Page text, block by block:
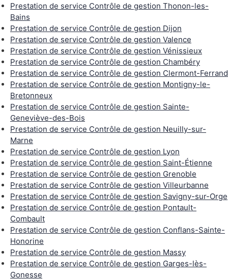
Prestation de service Contrôle de gestion Thonon-les-
Bains
Prestation de service Contrôle de gestion Dijon
Prestation de service Contrôle de gestion Valence
Prestation de service Contrôle de gestion Vénissieux
Prestation de service Contrôle de gestion Chambéry
Prestation de service Contrôle de gestion Clermont-Ferrand
Prestation de service Contrôle de gestion Montigny-le-
Bretonneux
Prestation de service Contrôle de gestion Sainte-
Geneviève-des-Bois
Prestation de service Contrôle de gestion Neuilly-sur-
Marne
Prestation de service Contrôle de gestion Lyon
Prestation de service Contrôle de gestion Saint-Étienne
Prestation de service Contrôle de gestion Grenoble
Prestation de service Contrôle de gestion Villeurbanne
Prestation de service Contrôle de gestion Savigny-sur-Orge
Prestation de service Contrôle de gestion Pontault-
Combault
Prestation de service Contrôle de gestion Conflans-Sainte-
Honorine
Prestation de service Contrôle de gestion Massy
Prestation de service Contrôle de gestion Garges-lès-
Gonesse